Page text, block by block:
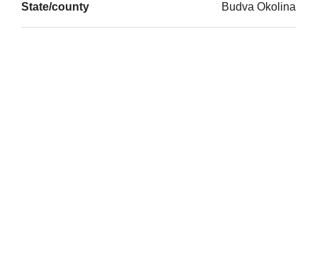
State/county Budva Okolina